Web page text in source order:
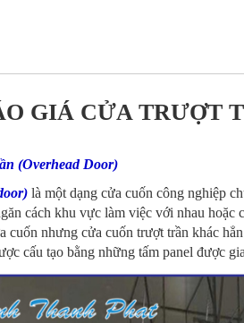
GIÁ CỬA TRƯỢT
(Overhead Door)
là một dạng cửa cuốn công nghiệp
cách khu vực làm việc với nhau hoặc
nhưng cửa cuốn trượt trần khác
cấu tạo bằng những tấm panel được